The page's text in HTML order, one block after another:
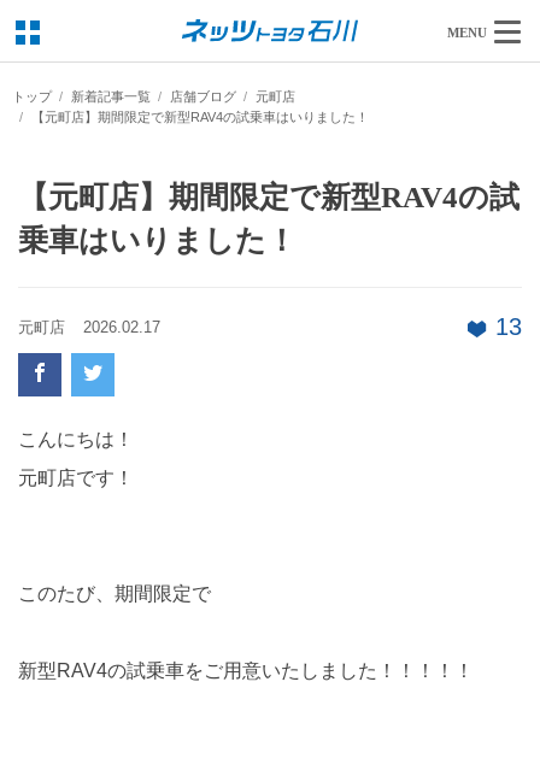
MENU
トップ 新着記事一覧 店舗ブログ
元町店
【元町店】期間限定で新型RAV4の試乗車はいりました！
【元町店】期間限定で新型RAV4の試
乗車はいりました！
元町店 2026.02.17 13
こんにちは！
元町店です！
このたび、期間限定で
新型RAV4の試乗車をご用意いたしました！！！！！